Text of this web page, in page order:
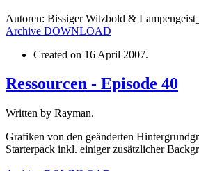
Autoren: Bissiger Witzbold &
Archive DOWNLOAD
Created on 16 April 2007.
Ressourcen - Episode 40
Written by Rayman.
Grafiken von den geänderten
Starterpack inkl. einiger zusätzlicher